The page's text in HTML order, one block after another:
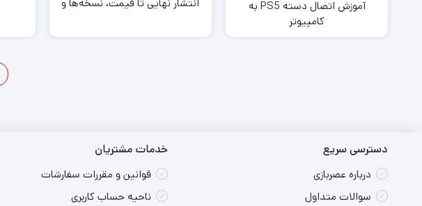
آموزش اتصال دسته PS5 به
کامپیوتر
انتشار نهایی تا قیمت، نسخه‌ها و
دسترسی سریع
درباره عصربازی
سوالات متداول
خدمات مشتریان
قوانین و مقررات سفارشات
ناحیه حساب کاربری